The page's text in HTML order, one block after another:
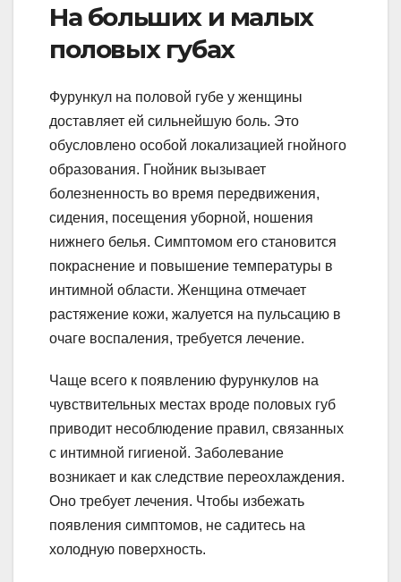
На больших и малых
половых губах
Фурункул на половой губе у женщины
доставляет ей сильнейшую боль. Это
обусловлено особой локализацией гнойного
образования. Гнойник вызывает
болезненность во время передвижения,
сидения, посещения уборной, ношения
нижнего белья. Симптомом его становится
покраснение и повышение температуры в
интимной области. Женщина отмечает
растяжение кожи, жалуется на пульсацию в
очаге воспаления, требуется лечение.
Чаще всего к появлению фурункулов на
чувствительных местах вроде половых губ
приводит несоблюдение правил, связанных
с интимной гигиеной. Заболевание
возникает и как следствие переохлаждения.
Оно требует лечения. Чтобы избежать
появления симптомов, не садитесь на
холодную поверхность.